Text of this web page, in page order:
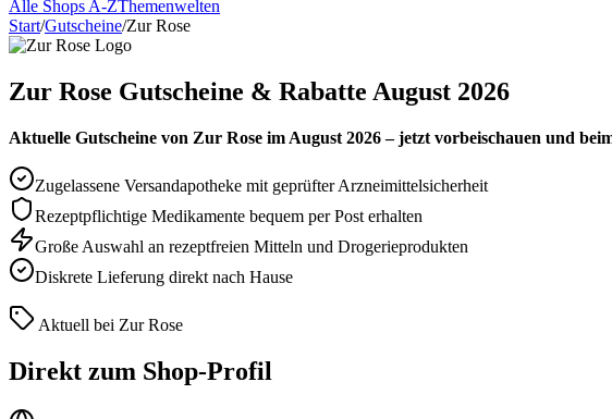
Alle Shops A-ZThemenwelten
Start/Gutscheine/Zur Rose
Zur Rose Gutscheine & Rabatte August 2026
Aktuelle Gutscheine von Zur Rose im August 2026 – jetzt vorbeischauen und
Zugelassene Versandapotheke mit geprüfter Arzneimittelsicherheit
Rezeptpflichtige Medikamente bequem per Post erhalten
Große Auswahl an rezeptfreien Mitteln und Drogerieprodukten
Diskrete Lieferung direkt nach Hause
Aktuell bei Zur Rose
Direkt zum Shop-Profil